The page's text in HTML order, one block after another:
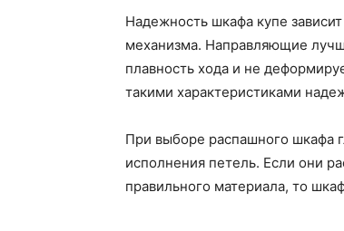
Надежность шкафа купе
механизма. Направляющие
плавность хода и не
такими характеристиками
При выборе распашного шкафа
исполнения петель. Если они
правильного материала, то